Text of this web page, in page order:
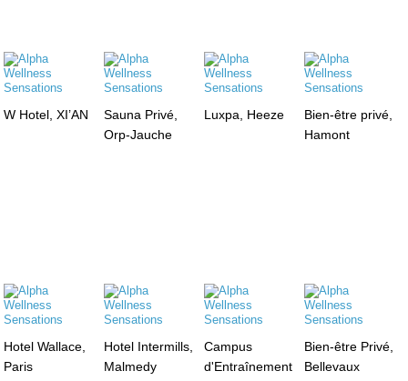
W Hotel, XI’AN
Sauna Privé,
Orp-Jauche
Luxpa, Heeze
Bien-être privé,
Hamont
Hotel Wallace,
Paris
Hotel Intermills,
Malmedy
Campus
d'Entraînement
Bien-être Privé,
Bellevaux